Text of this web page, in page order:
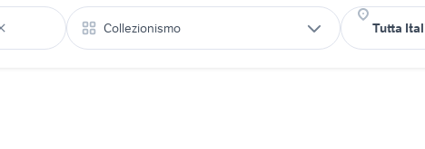
Collezionismo